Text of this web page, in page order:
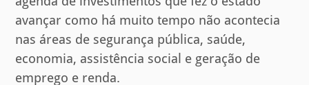
avançar como há muito tempo não acontecia
nas áreas de segurança pública, saúde,
economia, assistência social e geração de
emprego e renda.